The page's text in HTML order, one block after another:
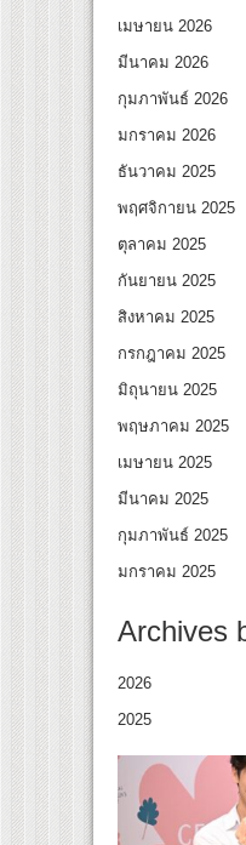
เมษายน 2026
มีนาคม 2026
กุมภาพันธ์ 2026
มกราคม 2026
ธันวาคม 2025
พฤศจิกายน 2025
ตุลาคม 2025
กันยายน 2025
สิงหาคม 2025
กรกฎาคม 2025
มิถุนายน 2025
พฤษภาคม 2025
เมษายน 2025
มีนาคม 2025
กุมภาพันธ์ 2025
มกราคม 2025
Archives
2026
2025